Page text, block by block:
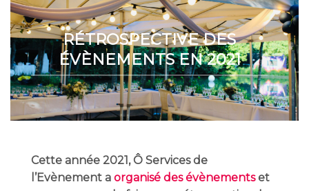
RÉTROSPECTIVE DES
ÉVÈNEMENTS EN 2021
Cette année 2021, Ô Services de
l’Evènement a organisé des évènementset